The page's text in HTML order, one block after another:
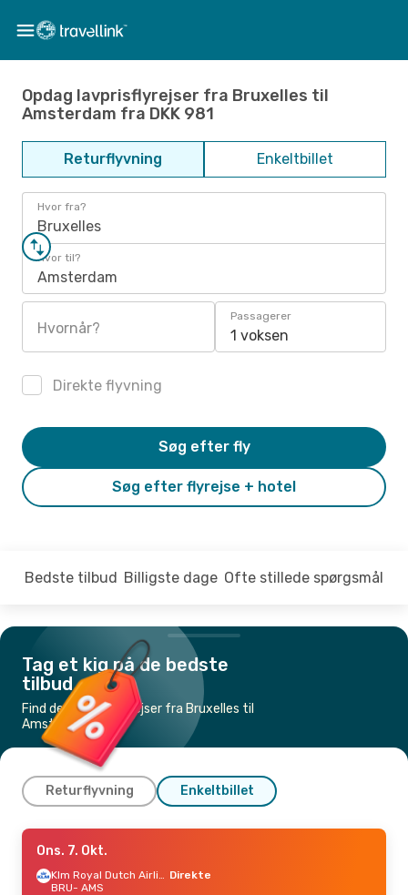
Opdag lavprisflyrejser fra Bruxelles til
Amsterdam fra DKK 981
Returflyvning Enkeltbillet
Hvor fra?
Bruxelles
Hvor til?
Amsterdam
Hvornår?
Passagerer
1 voksen
Direkte flyvning
Søg efter flyrejse + hotel
Søg efter fly
Bedste tilbud Billigste dage Ofte stillede spørgsmål
Tag et kig på de bedste
tilbud
Find de billigste flyrejser fra Bruxelles til
Amsterdam
Returflyvning Enkeltbillet
Fre. 28. Aug.
Klm Royal Dutch Airlines Direkte
BRU- AMS
Ons. 7. Okt.
Klm Royal Dutch Airlines Direkte
BRU- AMS